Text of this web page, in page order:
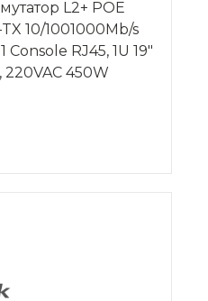
L2+ POE
10/1001000Mb/s
Console RJ45, 1U 19"
450W